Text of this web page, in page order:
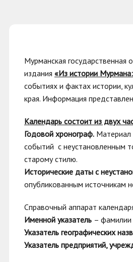
Мурманская государственная
издания «Из истории
событиях и фактах истории,
края. Информация
Календарь состоит из двух
Годовой хронограф. Материал
событий с неустановленным
старому стилю.
Исторические даты с
опубликованным источникам
Справочный аппарат
Именной указатель – фамилии
Указатель географических
Указатель предприятий,